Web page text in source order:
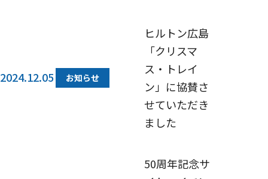
2024.12.05 お知らせ
ヒルトン広島
「クリスマ
ス・トレイ
ン」に協賛さ
せていただき
ました
50周年記念サ